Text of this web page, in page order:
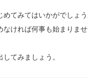
てみてはいかがでしょ
ければ何事も始まりま
てみましょう。